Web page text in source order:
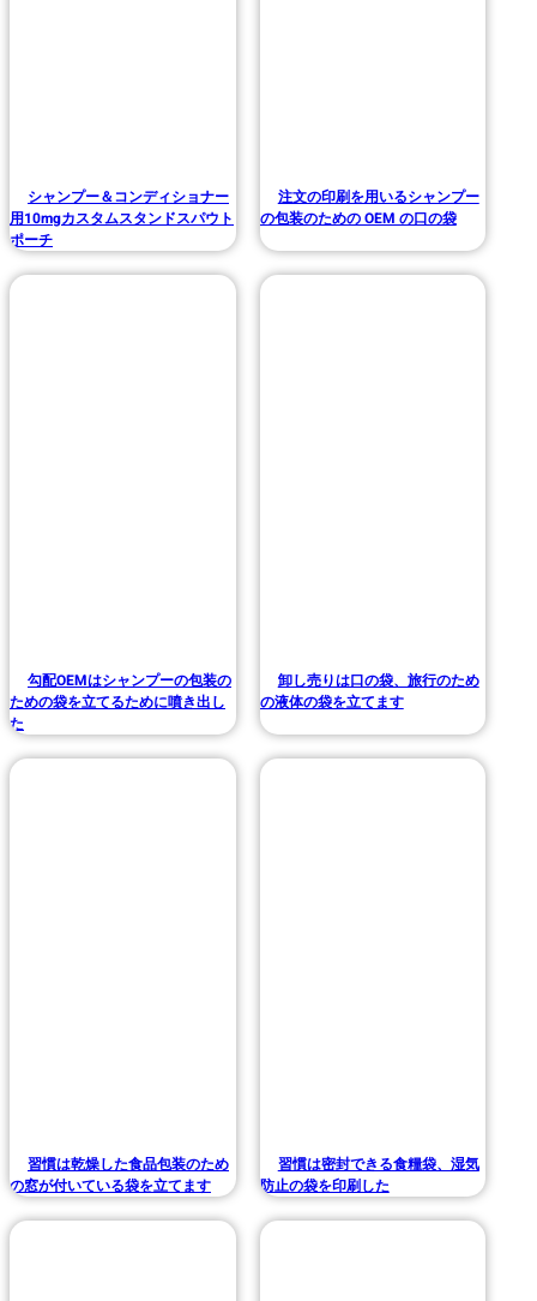
シャンプー＆コンディショナー
用10mgカスタムスタンドスパウト
ポーチ
注文の印刷を用いるシャンプー
の包装のための OEM の口の袋
勾配OEMはシャンプーの包装の
ための袋を立てるために噴き出し
た
卸し売りは口の袋、旅行のため
の液体の袋を立てます
習慣は乾燥した食品包装のため
の窓が付いている袋を立てます
習慣は密封できる食糧袋、湿気
防止の袋を印刷した